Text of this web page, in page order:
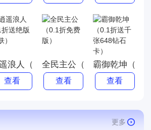
箱买断版）
浪人（1折送绝版皮肤）
查看
全民主公（0.1折免费版）
查看
霸御乾坤（0.1
查看
更多